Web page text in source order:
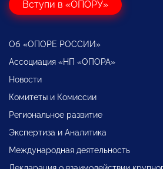
Вступи в «ОПОРУ»
Об «ОПОРЕ РОССИИ»
Ассоциация «НП «ОПОРА»
Новости
Комитеты и Комиссии
Региональное развитие
Экспертиза и Аналитика
Международная деятельность